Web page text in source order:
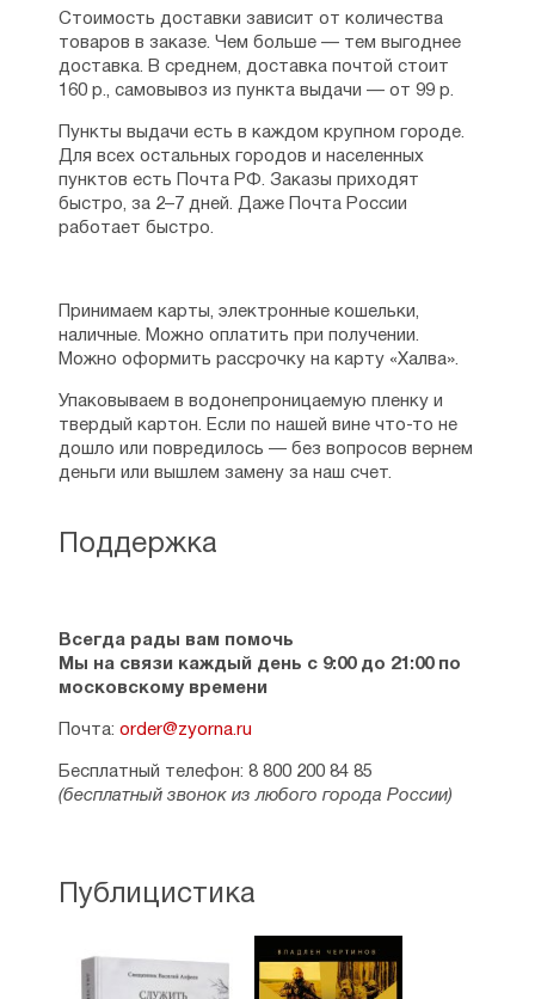
Поддержка
Всегда рады вам помочь
Мы на связи каждый день с 9:00 до 21:00 по
московскому времени
Почта: order@zyorna.ru
Бесплатный телефон: 8 800 200 84 85
(бесплатный звонок из любого города России)
Стоимость доставки зависит от количества
товаров в заказе. Чем больше — тем выгоднее
доставка. В среднем, доставка почтой стоит
160 р., самовывоз из пункта выдачи — от 99 р.
Пункты выдачи есть в каждом крупном городе.
Для всех остальных городов и населенных
пунктов есть Почта РФ. Заказы приходят
быстро, за 2–7 дней. Даже Почта России
работает быстро.
Принимаем карты, электронные кошельки,
наличные. Можно оплатить при получении.
Можно оформить рассрочку на карту «Халва».
Упаковываем в водонепроницаемую пленку и
твердый картон. Если по нашей вине что-то не
дошло или повредилось — без вопросов вернем
деньги или вышлем замену за наш счет.
Публицистика